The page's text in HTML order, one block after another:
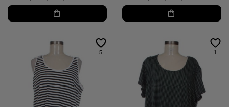
5 1